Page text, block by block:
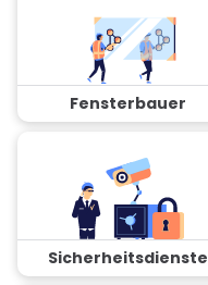
Fensterbauer
Sicherheitsdienste